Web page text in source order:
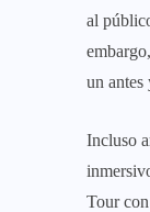
al
un antes
Incluso
Tour